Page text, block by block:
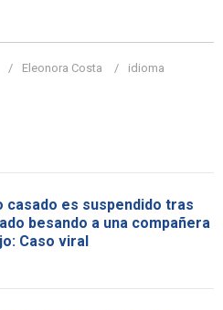
Eleonora Costa
idioma
casado es suspendido tras
besando a una compañera
Caso viral